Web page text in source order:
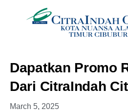
Dapatkan Promo
Dari CitraIndah
March 5, 2025